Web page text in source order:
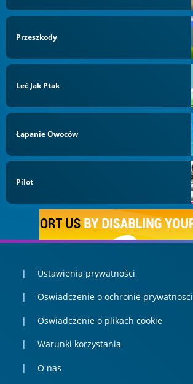
Przeszkody
Leć Jak Ptak
Łapanie Owoców
Pilot
Ustawienia prywatności
Oswiadczenie o ochronie prywatnosci
Oswiadczenie o plikach cookie
Warunki korzystania
O nas